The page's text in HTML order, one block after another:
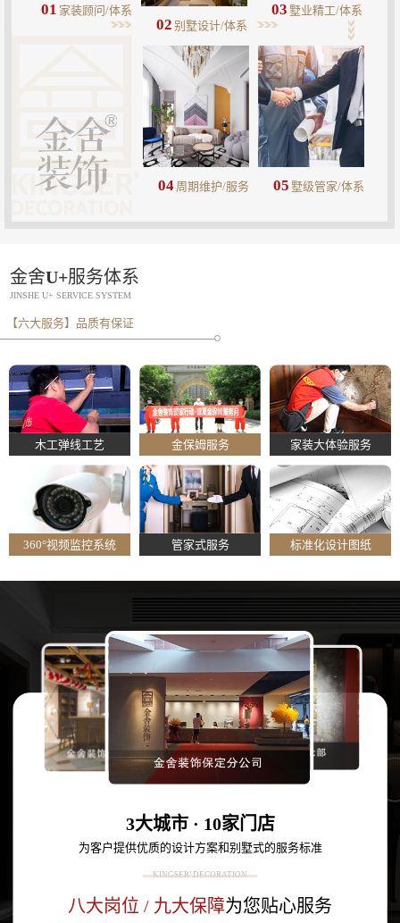
01 家装顾问/体系
02 别墅设计/体系
03 墅业精工/体系
04 周期维护/服务 05 墅级管家/体系
金舍U+服务体系
JINSHE U+ SERVICE SYSTEM
【六大服务】品质有保证
木工弹线工艺 金保姆服务 家装大体验服务
360°视频监控系统 管家式服务 标准化设计图纸
3大城市 · 10家门店
为客户提供优质的设计方案和别墅式的服务标准
KINGSER’ DECORATION
八大岗位 / 九大保障为您贴心服务